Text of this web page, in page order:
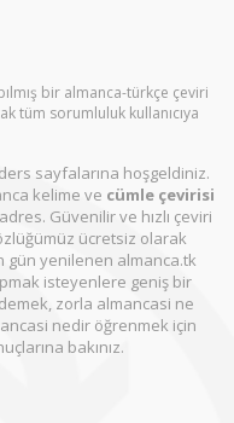
bir almanca-türkçe çeviri
tüm sorumluluk kullanıcıya
sayfalarına hoşgeldiniz.
kelime ve cümle çevirisi
Güvenilir ve hızlı çeviri
ücretsiz olarak
gün yenilenen almanca.tk
isteyenlere geniş bir
zorla almancasi ne
nedir öğrenmek için
bakınız.